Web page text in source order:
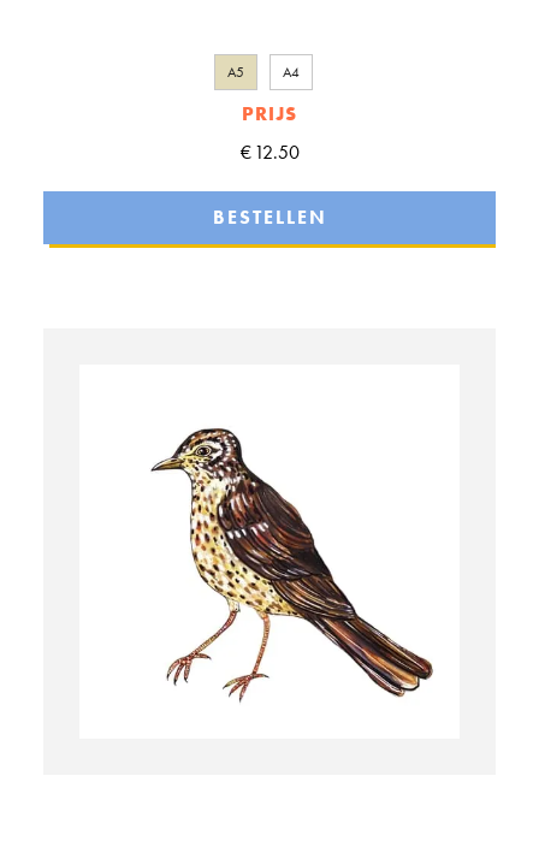
A5 A4
PRIJS
€ 12.50
BESTELLEN